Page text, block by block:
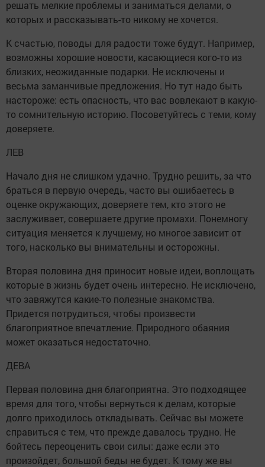
решать мелкие проблемы и заниматься делами, о
которых и рассказывать-то никому не хочется.
К счастью, поводы для радости тоже будут. Например,
возможны хорошие новости, касающиеся кого-то из
близких, неожиданные подарки. Не исключены и
весьма заманчивые предложения. Но тут надо быть
настороже: есть опасность, что вас вовлекают в какую-
то сомнительную историю. Посоветуйтесь с теми, кому
доверяете.
ЛЕВ
Начало дня не слишком удачно. Трудно решить, за что
браться в первую очередь, часто вы ошибаетесь в
оценке окружающих, доверяете тем, кто этого не
заслуживает, совершаете другие промахи. Понемногу
ситуация меняется к лучшему, но многое зависит от
того, насколько вы внимательны и осторожны.
Вторая половина дня приносит новые идеи, воплощать
которые в жизнь будет очень интересно. Не исключено,
что завяжутся какие-то полезные знакомства.
Придется потрудиться, чтобы произвести
благоприятное впечатление. Природного обаяния
может оказаться недостаточно.
ДЕВА
Первая половина дня благоприятна. Это подходящее
время для того, чтобы вернуться к делам, которые
долго приходилось откладывать. Сейчас вы можете
справиться с тем, что прежде давалось трудно. Не
бойтесь переоценить свои силы: даже если это
произойдет, большой беды не будет. К тому же вы